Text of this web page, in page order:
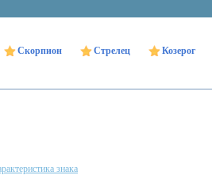
Скорпион Стрелец
Козерог
знака